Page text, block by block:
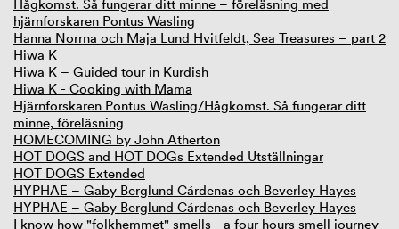
Hågkomst. Så fungerar ditt minne – föreläsning med
hjärnforskaren Pontus Wasling
Hanna Norrna och Maja Lund Hvitfeldt, Sea Treasures – part 2
Hiwa K
Hiwa K – Guided tour in Kurdish
Hiwa K - Cooking with Mama
Hjärnforskaren Pontus Wasling/Hågkomst. Så fungerar ditt
minne, föreläsning
HOMECOMING by John Atherton
HOT DOGS and HOT DOGs Extended Utställningar
HOT DOGS Extended
HYPHAE – Gaby Berglund Cárdenas och Beverley Hayes
HYPHAE – Gaby Berglund Cárdenas och Beverley Hayes
I know how "folkhemmet" smells - a four hours smell journey